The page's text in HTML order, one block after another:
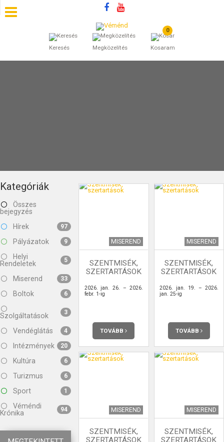
Keresés Megközelítés
0
Kosaram
SZÁLLÁSOK
BEJEGYZÉSEK
Kategóriák
Összes
bejegyzés
Hírek
97
Pályázatok 9
Helyi
Rendeletek
5
Miserend 33
Boltok 6
Szolgáltatások 3
Vendéglátás 4
Intézmények 20
Kultúra 6
Turizmus 6
Sport 1
Véméndi
Krónika
94
MISEREND
SZENTMISÉK,
SZERTARTÁSOK
2026. jan. 26. – 2026.
febr. 1-ig
TOVÁBB
MISEREND
SZENTMISÉK,
SZERTARTÁSOK
2026. jan. 19. – 2026.
jan. 25-ig
TOVÁBB
MISEREND
SZENTMISÉK,
SZERTARTÁSOK
MISEREND
SZENTMISÉK,
SZERTARTÁSOK